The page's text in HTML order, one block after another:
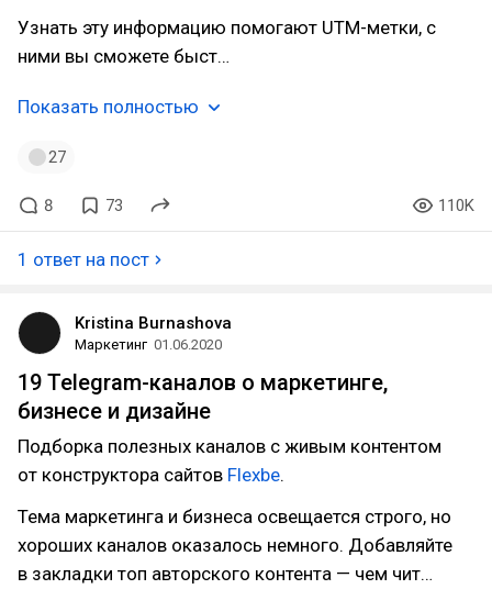
Узнать эту информацию помогают UTM-метки, с
ними вы сможете быст…
Показать полностью
27
8 73 110K
1 ответ на пост
Kristina Burnashova
Маркетинг 01.06.2020
19 Telegram-каналов о маркетинге,
бизнесе и дизайне
Подборка полезных каналов с живым контентом
от конструктора сайтов Flexbe.
Тема маркетинга и бизнеса освещается строго, но
хороших каналов оказалось немного. Добавляйте
в закладки топ авторского контента — чем чит…